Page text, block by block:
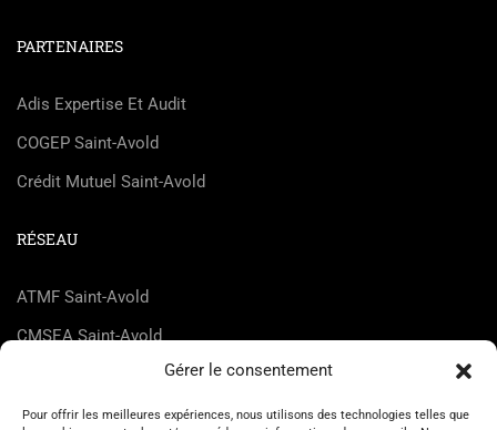
Gérer le consentement
Pour offrir les meilleures expériences, nous utilisons des technologies telles que
PARTENAIRES
Adis Expertise Et Audit
COGEP Saint-Avold
Crédit Mutuel Saint-Avold
RÉSEAU
ATMF Saint-Avold
CMSEA Saint-Avold
Dice Not Found